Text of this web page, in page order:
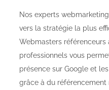
Nos experts
vers la stratégie la plus
Webmasters référenceurs
professionnels vous
présence sur Google et
grâce à du référencement